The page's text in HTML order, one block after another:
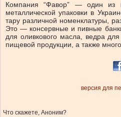
Компания “Фавор” — один из
металлической упаковки в
тару различной номенклатуры,
Это — консервные и пивные
для оливкового масла, ведра
пищевой продукции, а также
версия для
Что скажете, Аноним?